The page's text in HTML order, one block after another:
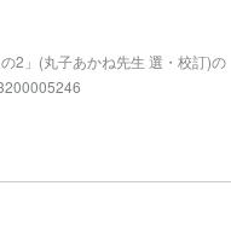
2」(丸子あかね先生 選・校訂)の